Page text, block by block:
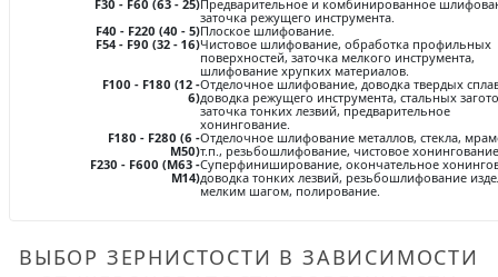
Круги из нетканого материала
Огнеупорные
Тигель
F30 - F60 (63 - 25)Предварительное и комбинированное
заточка режущего инструмента.
F40 - F220 (40 - 5)Плоское шлифование.
F54 - F90 (32 - 16)Чистовое шлифование, обработка профильных
поверхностей, заточка мелкого инструмента,
шлифование хрупких материалов.
F100 - F180 (12 -
6)
Отделочное шлифование, доводка твердых
доводка режущего инструмента, стальных
заточка тонких лезвий, предварительное
хонингование.
F180 - F280 (6 -
М50)
Отделочное шлифование металлов, стекла,
т.п., резьбошлифование, чистовое
F230 - F600 (М63 -
М14)
Суперфиниширование, окончательное
доводка тонких лезвий, резьбошлифование
мелким шагом, полирование.
ВЫБОР ЗЕРНИСТОСТИ В ЗАВИСИМОСТИ